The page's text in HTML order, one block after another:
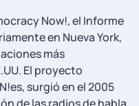
Now!, el Informe
en Nueva York,
más
El proyecto
surgió en el 2005